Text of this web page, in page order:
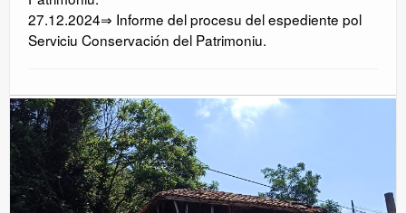
27.12.2024⇒ Informe del procesu del espediente pol
Serviciu Conservación del Patrimoniu.